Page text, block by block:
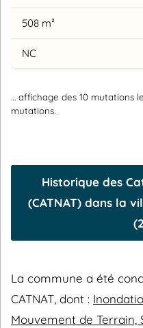
508 m²
NC
… affichage des 10 mutations
mutations.
Historique des
(CATNAT) dans la
La commune a été
CATNAT, dont :
Mouvement de Terrain,